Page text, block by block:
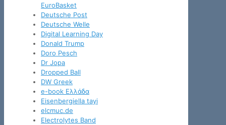
EuroBasket
Deutsche Post
Deutsche Welle
Digital Learning Day
Donald Trump
Doro Pesch
Dr Jopa
Dropped Ball
DW Greek
e-book Ελλάδα
Eisenbergiella tayi
elcmuc.de
Electrolytes Band